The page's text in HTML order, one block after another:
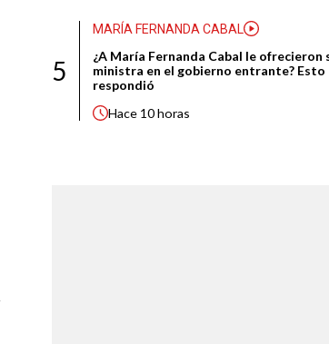
5
MARÍA FERNANDA CABAL
¿A María Fernanda Cabal le ofrecieron
ministra en el gobierno entrante? Esto
respondió
Hace 10 horas